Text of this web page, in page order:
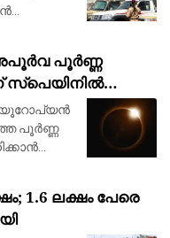
അപൂർവ പൂർണ്ണ
സ്പെയിനിൽ
യൂറോപ്യൻ
പൂർണ്ണ
1.6 ലക്ഷം പേരെ